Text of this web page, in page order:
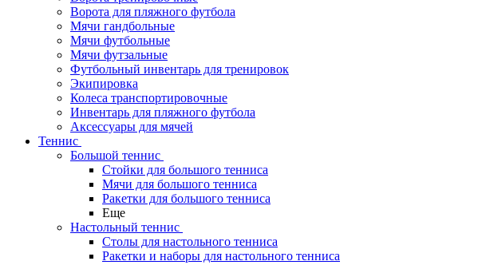
Ворота для пляжного футбола
Мячи гандбольные
Мячи футбольные
Мячи футзальные
Футбольный инвентарь для тренировок
Экипировка
Колеса транспортировочные
Инвентарь для пляжного футбола
Аксессуары для мячей
Теннис
Большой теннис
Стойки для большого тенниса
Мячи для большого тенниса
Ракетки для большого тенниса
Еще
Настольный теннис
Столы для настольного тенниса
Ракетки и наборы для настольного тенниса